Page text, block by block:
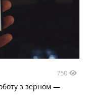
750
з зерном —